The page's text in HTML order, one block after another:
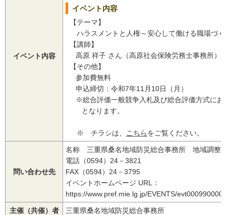
イベント内容
イベント内容
【テーマ】
ハラスメントと人権～安心して働ける職場づく
【講師】
高原 祥子 さん（高原社会保険労務士事務所）
【その他】
参加費無料
申込締切：令和7年11月10日（月）
※総合評価一般競争入札及び総合評価方式にお
となります。
※ チラシは、 こちらをご覧ください。
問い合わせ先
名称 三重県桑名地域防災総合事務所 地域調整
電話（0594）24－3821
FAX（0594）24－3795
イベントホームページ URL：
https://www.pref.mie.lg.jp/EVENTS/
主催（共催）者 三重県桑名地域防災総合事務所